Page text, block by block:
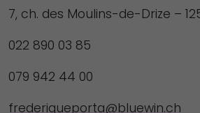
7, ch. des Moulins-de-Drize –
022 890 03 85
079 942 44 00
frederiqueporta@bluewin.ch